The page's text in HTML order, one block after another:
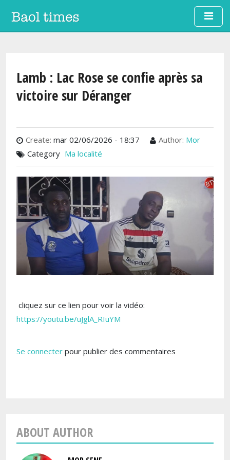
Aller au contenu principal
Lamb : Lac Rose se confie après sa
victoire sur Déranger
Create: mar 02/06/2026 - 18:37 Author: Mor
Category Ma localité
cliquez sur ce lien pour voir la vidéo:
https://youtu.be/uJglA_RIuYM
Se connecter pour publier des commentaires
ABOUT AUTHOR